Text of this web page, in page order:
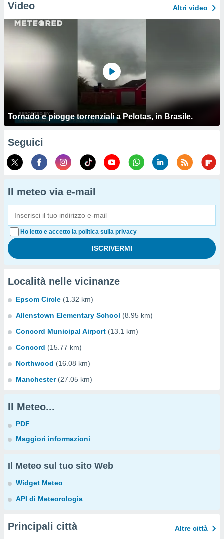
Video Altri video
Tornado e piogge torrenziali a Pelotas, in Brasile.
Seguici
Il meteo via e-mail
Ho letto e accetto la politica sulla privacy
Località nelle vicinanze
Epsom Circle (1.32 km)
Allenstown Elementary School (8.95 km)
Concord Municipal Airport (13.1 km)
Concord (15.77 km)
Northwood (16.08 km)
Manchester (27.05 km)
Il Meteo...
PDF
Maggiori informazioni
Il Meteo sul tuo sito Web
Widget Meteo
API di Meteorologia
Principali città Altre città